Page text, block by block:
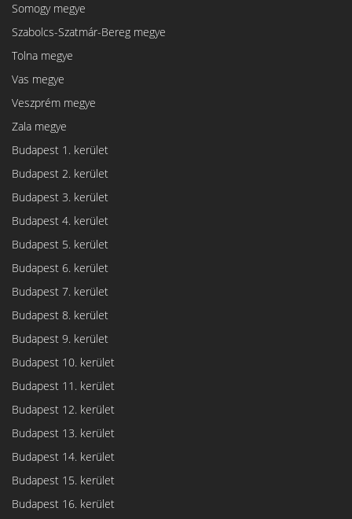
Somogy megye
Szabolcs-Szatmár-Bereg megye
Tolna megye
Vas megye
Veszprém megye
Zala megye
Budapest 1. kerület
Budapest 2. kerület
Budapest 3. kerület
Budapest 4. kerület
Budapest 5. kerület
Budapest 6. kerület
Budapest 7. kerület
Budapest 8. kerület
Budapest 9. kerület
Budapest 10. kerület
Budapest 11. kerület
Budapest 12. kerület
Budapest 13. kerület
Budapest 14. kerület
Budapest 15. kerület
Budapest 16. kerület